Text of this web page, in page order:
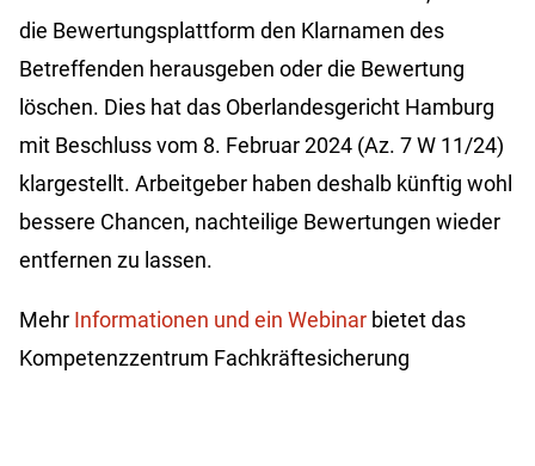
die Bewertungsplattform den Klarnamen des
Betreffenden herausgeben oder die Bewertung
löschen. Dies hat das Oberlandesgericht Hamburg
mit Beschluss vom 8. Februar 2024 (Az. 7 W 11/24)
klargestellt. Arbeitgeber haben deshalb künftig wohl
bessere Chancen, nachteilige Bewertungen wieder
entfernen zu lassen.
Mehr Informationen und ein Webinar bietet das
Kompetenzzentrum Fachkräftesicherung